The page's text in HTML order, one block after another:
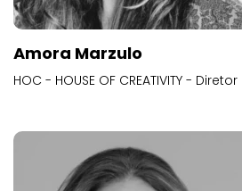
Amora Marzulo
HOC - HOUSE OF CREATIVITY - Diretor